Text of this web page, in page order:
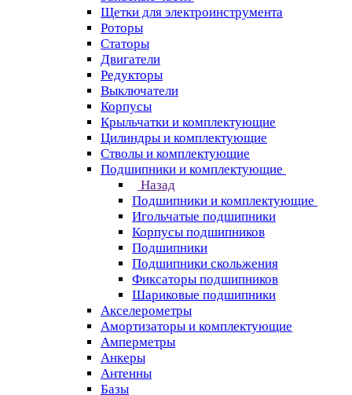
Щетки для электроинструмента
Роторы
Статоры
Двигатели
Редукторы
Выключатели
Корпусы
Крыльчатки и комплектующие
Цилиндры и комплектующие
Стволы и комплектующие
Подшипники и комплектующие
Назад
Подшипники и комплектующие
Игольчатые подшипники
Корпусы подшипников
Подшипники
Подшипники скольжения
Фиксаторы подшипников
Шариковые подшипники
Акселерометры
Амортизаторы и комплектующие
Амперметры
Анкеры
Антенны
Базы